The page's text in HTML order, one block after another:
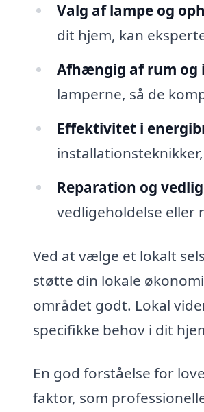
Valg af lampe og
dit hjem, kan
Afhængig af rum og
lamperne, så de
Effektivitet i
Reparation og
vedligeholdelse eller
Ved at vælge et lokalt
støtte din lokale
området godt. Lokal
specifikke behov i dit
En god forståelse for
faktor, som